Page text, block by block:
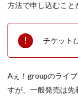
方法で申し込むこと
チケット
Aぇ！groupのライ
すが、一般発売は先